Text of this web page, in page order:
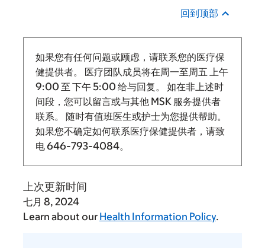
回到顶部
如果您有任何问题或顾虑，请联系您的医疗保
健提供者。 医疗团队成员将在周一至周五 上午
9:00 至 下午 5:00 给与回复。
如在非上述时
间段，您可以留言或与其他 MSK 服务提供者
联系。 随时有值班医生或护士为您提供帮助。
如果您不确定如何联系医疗保健提供者，请致
电646-793-4084。
上次更新时间
七月 8, 2024
Learn about our Health Information Policy.